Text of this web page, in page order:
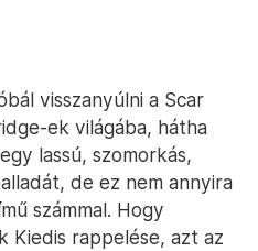
visszanyúlni a Scar
ek világába, hátha
lassú, szomorkás,
de ez nem annyira
számmal. Hogy
Kiedis rappelése, azt az